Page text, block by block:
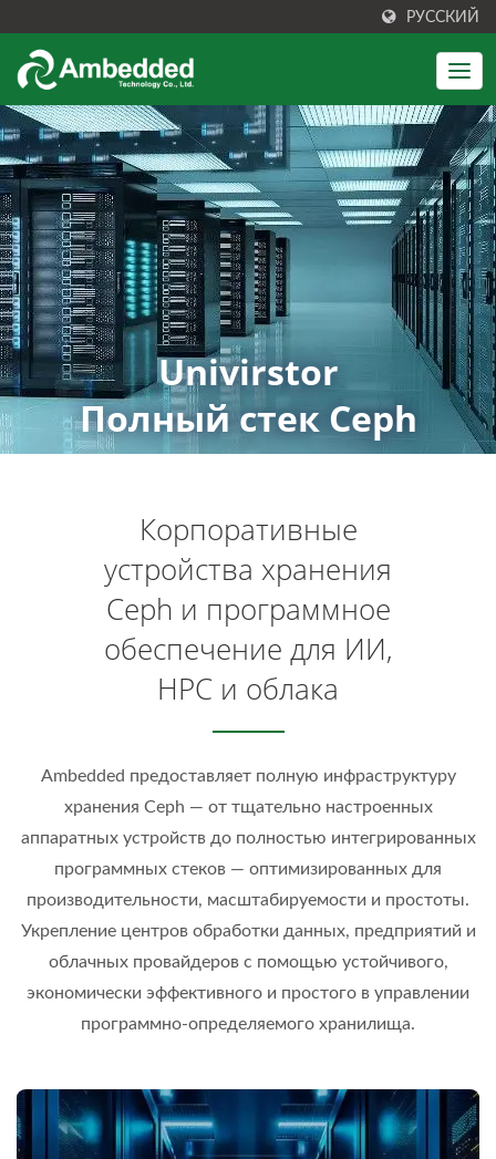
РУССКИЙ
Univirstor
Полный стек Ceph
Корпоративные
устройства хранения
Ceph и программное
обеспечение для ИИ,
HPC и облака
Ambedded предоставляет полную инфраструктуру
хранения Ceph — от тщательно настроенных
аппаратных устройств до полностью интегрированных
программных стеков — оптимизированных для
производительности, масштабируемости и простоты.
Укрепление центров обработки данных, предприятий и
облачных провайдеров с помощью устойчивого,
экономически эффективного и простого в управлении
программно-определяемого хранилища.